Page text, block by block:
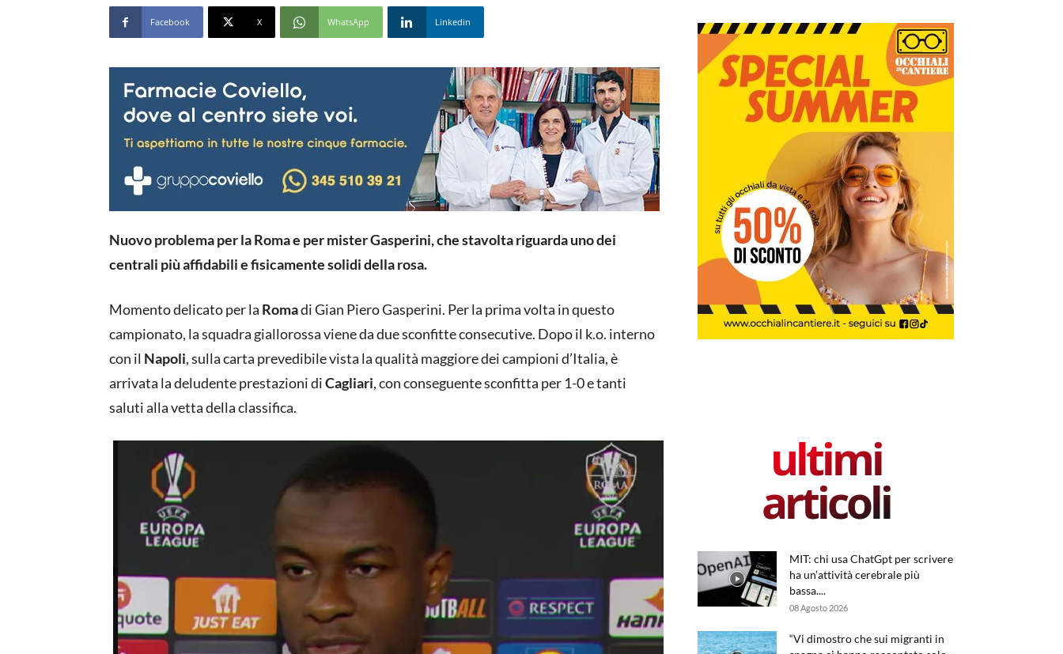
Facebook X WhatsApp Linkedin
Nuovo problema per la Roma e per mister Gasperini, che stavolta riguarda uno dei
centrali più affidabili e fisicamente solidi della rosa.
Momento delicato per la Romadi Gian Piero Gasperini. Per la prima volta in questo
campionato, la squadra giallorossa viene da due sconfitte consecutive. Dopo il k.o. interno
con il Napoli, sulla carta prevedibile vista la qualità maggiore dei campioni d’Italia, è
arrivata la deludente prestazioni diCagliari, con conseguente sconfitta per 1-0 e tanti
saluti alla vetta della classifica.
ultimi
articoli
MIT: chi usa ChatGpt per scrivere
ha un’attività cerebrale più
bassa....
08 Agosto 2026
“Vi dimostro che sui migranti in